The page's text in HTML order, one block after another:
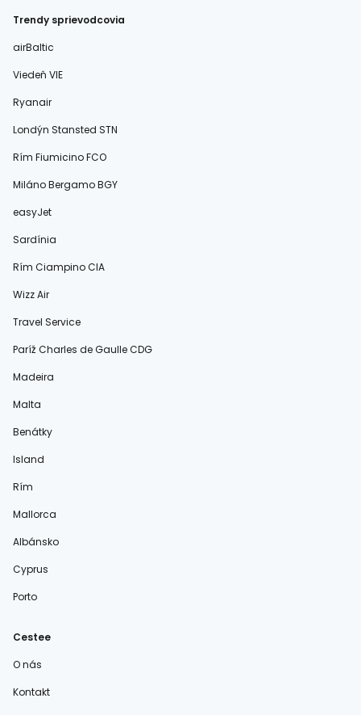
Trendy sprievodcovia
airBaltic
Viedeň VIE
Ryanair
Londýn Stansted STN
Rím Fiumicino FCO
Miláno Bergamo BGY
easyJet
Sardínia
Rím Ciampino CIA
Wizz Air
Travel Service
Paríž Charles de Gaulle CDG
Madeira
Malta
Benátky
Island
Rím
Mallorca
Albánsko
Cyprus
Porto
Cestee
O nás
Kontakt